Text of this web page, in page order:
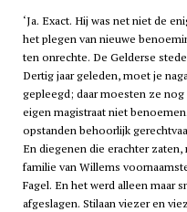
‘Ja. Exact. Hij was net niet de
het plegen van nieuwe
ten onrechte. De Gelderse
Dertig jaar geleden, moet je
gepleegd; daar moesten ze
eigen magistraat niet
opstanden behoorlijk
En diegenen die erachter
familie van Willems
Fagel. En het werd alleen maar
afgeslagen. Stilaan viezer en